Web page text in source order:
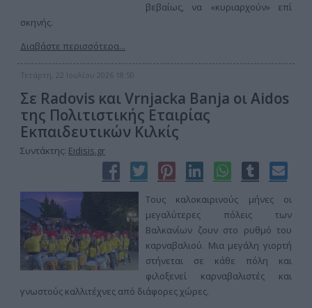
βεβαίως, να «κυριαρχούν» επί
σκηνής.
Διαβάστε περισσότερα...
Τετάρτη, 22 Ιουλίου 2026 18:50
Σε Radovis και Vrnjacka Banja οι Aidos
της Πολιτιστικής Εταιρίας
Εκπαιδευτικών Κιλκίς
Συντάκτης: Eidisis.gr
Τους καλοκαιρινούς μήνες οι
μεγαλύτερες πόλεις των
Βαλκανίων ζουν στο ρυθμό του
καρναβαλιού. Μια μεγάλη γιορτή
στήνεται σε κάθε πόλη και
φιλοξενεί καρναβαλιστές και
γνωστούς καλλιτέχνες από διάφορες χώρες.